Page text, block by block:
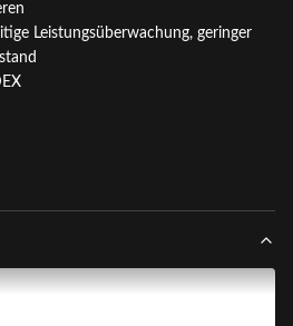
Leistungsüberwachung, geringer